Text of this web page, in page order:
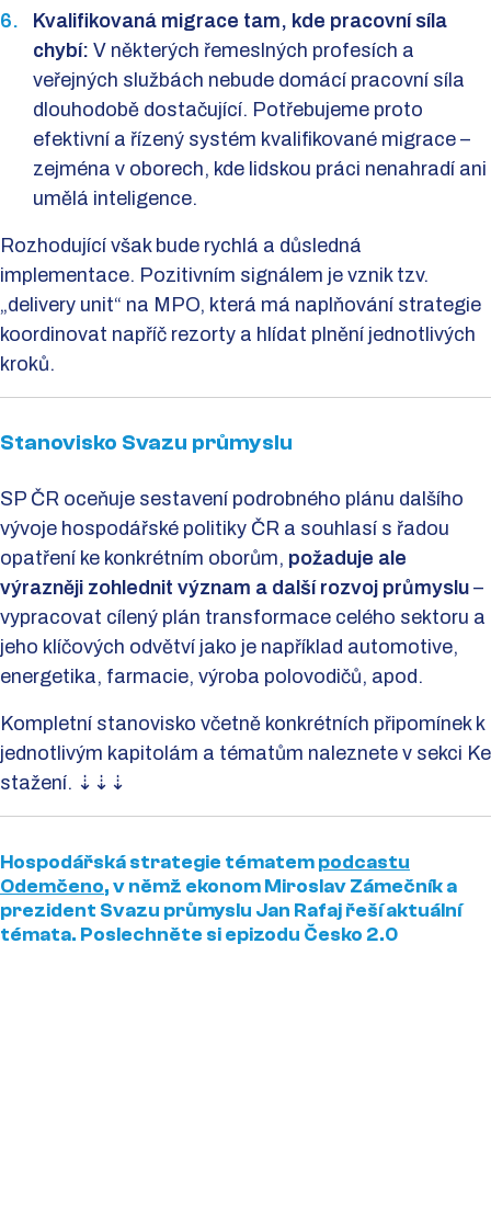
Kvalifikovaná migrace tam, kde pracovní síla
chybí: V některých řemeslných profesích a
veřejných službách nebude domácí pracovní síla
dlouhodobě dostačující. Potřebujeme proto
efektivní a řízený systém kvalifikované migrace –
zejména v oborech, kde lidskou práci nenahradí ani
umělá inteligence.
Rozhodující však bude rychlá a důsledná
implementace. Pozitivním signálem je vznik tzv.
„delivery unit“ na MPO, která má naplňování strategie
koordinovat napříč rezorty a hlídat plnění jednotlivých
kroků.
Stanovisko Svazu průmyslu
SP ČR oceňuje sestavení podrobného plánu dalšího
vývoje hospodářské politiky ČR a souhlasí s řadou
opatření ke konkrétním oborům, požaduje ale
výrazněji zohlednit význam a další rozvoj průmyslu –
vypracovat cílený plán transformace celého sektoru a
jeho klíčových odvětví jako je například automotive,
energetika, farmacie, výroba polovodičů, apod.
Kompletní stanovisko včetně konkrétních připomínek k
jednotlivým kapitolám a tématům naleznete v sekci Ke
stažení. ⇣⇣⇣
Hospodářská strategie tématempodcastu
Odemčeno, v němž ekonom Miroslav Zámečník a
prezident Svazu průmyslu Jan Rafaj řeší aktuální
témata. Poslechněte si epizodu Česko 2.0